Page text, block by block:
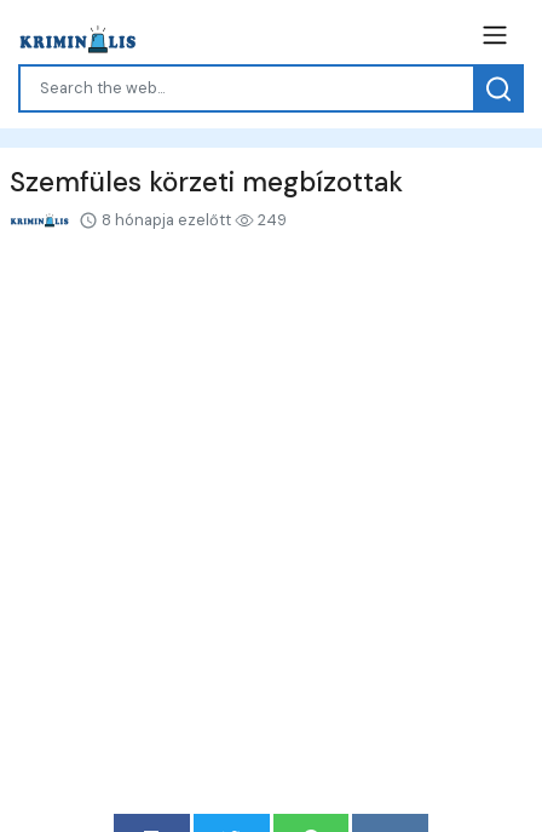
Szemfüles körzeti megbízottak
8 hónapja ezelőtt 249